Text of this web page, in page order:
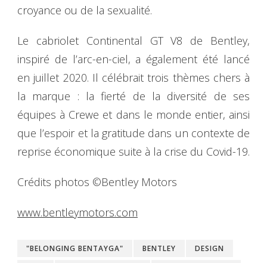
croyance ou de la sexualité.
Le cabriolet Continental GT V8 de Bentley,
inspiré de l’arc-en-ciel, a également été lancé
en juillet 2020. Il célébrait trois thèmes chers à
la marque : la fierté de la diversité de ses
équipes à Crewe et dans le monde entier, ainsi
que l’espoir et la gratitude dans un contexte de
reprise économique suite à la crise du Covid-19.
Crédits photos ©Bentley Motors
www.bentleymotors.com
"BELONGING BENTAYGA" BENTLEY
DESIGN